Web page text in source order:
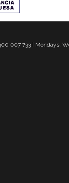
007 733 | Mondays,